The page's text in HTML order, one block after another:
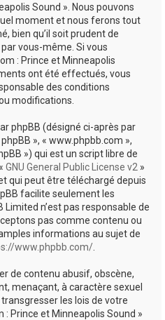
Sound ». Nous pouvons
moment et nous ferons tout
bien qu’il soit prudent de
vous-même. Si vous
: Prince et Minneapolis
ont été effectués, vous
des conditions
modifications.
phpBB (désigné ci-après par
phpBB », « www.phpbb.com »,
») qui est un script libre de
GNU General Public License v2 »
qui peut être téléchargé depuis
facilite seulement les
n’est pas responsable de
pas comme contenu ou
informations au sujet de
www.phpbb.com/
de contenu abusif, obscène,
menaçant, à caractère sexuel
les lois de votre
: Prince et Minneapolis Sound »